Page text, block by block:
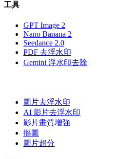
工具
GPT Image 2
Nano Banana 2
Seedance 2.0
PDF 去浮水印
Gemini 浮水印去除
圖片去浮水印
AI 影片去浮水印
影片畫質增強
摳圖
圖片超分